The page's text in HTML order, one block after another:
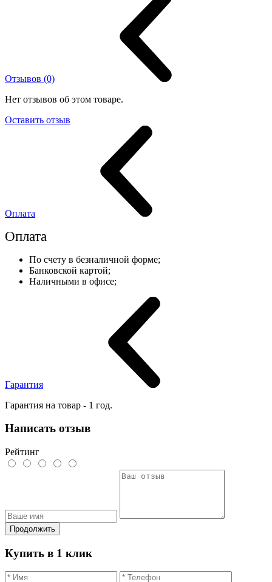
Отзывов (0)
Нет отзывов об этом товаре.
Оставить отзыв
Оплата
Оплата
По счету в безналичной форме;
Банковской картой;
Наличными в офисе;
Гарантия
Гарантия на товар - 1 год.
Написать отзыв
Рейтинг
Продолжить
Купить в 1 клик